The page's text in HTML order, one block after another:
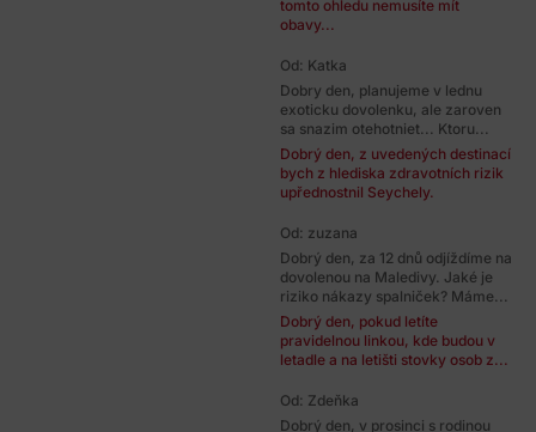
tomto ohledu nemusíte mít
obavy...
Od: Katka
Dobry den, planujeme v lednu
exoticku dovolenku, ale zaroven
sa snazim otehotniet... Ktoru...
Dobrý den, z uvedených destinací
bych z hlediska zdravotních rizik
upřednostnil Seychely.
Od: zuzana
Dobrý den, za 12 dnů odjíždíme na
dovolenou na Maledivy. Jaké je
riziko nákazy spalniček? Máme...
Dobrý den, pokud letíte
pravidelnou linkou, kde budou v
letadle a na letišti stovky osob z...
Od: Zdeňka
Dobrý den, v prosinci s rodinou